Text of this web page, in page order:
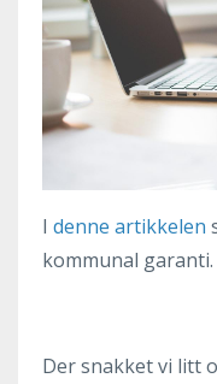
I denne artikkelen
kommunal garanti.
Der snakket vi litt